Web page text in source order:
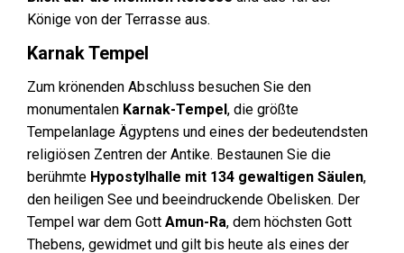
Könige von der Terrasse aus.
Karnak Tempel
Zum krönenden Abschluss besuchen Sie den
monumentalen Karnak-Tempel, die größte
Tempelanlage Ägyptens und eines der bedeutendsten
religiösen Zentren der Antike. Bestaunen Sie die
berühmte Hypostylhalle mit 134 gewaltigen Säulen,
den heiligen See und beeindruckende Obelisken. Der
Tempel war dem Gott Amun-Ra, dem höchsten Gott
Thebens, gewidmet und gilt bis heute als eines der